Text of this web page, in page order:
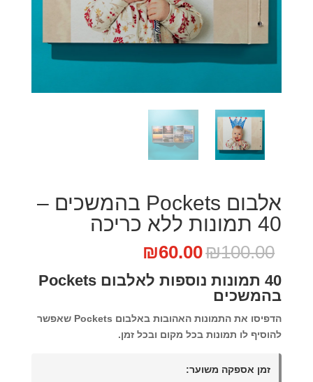
אלבום Pockets בהמשכים –
40 תמונות ללא כריכה
₪100.00 המחיר
היה:
₪60.00
הוא:
40 תמונות נוספות לאלבום Pockets
בהמשכים
הדפיסו את התמונות האהובות באלבום Pockets שאפשר
להוסיף לו תמונות בכל מקום ובכל זמן.
זמן אספקה משוער: